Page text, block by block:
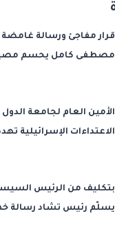
قرار مفاجئ ورسالة
مصطفى كامل يحسم
الأمين العام لجامعة الدول
الاعتداءات الإسرائيلية
بتكليف من الرئيس
يسلّم رئيس تشاد رسالة